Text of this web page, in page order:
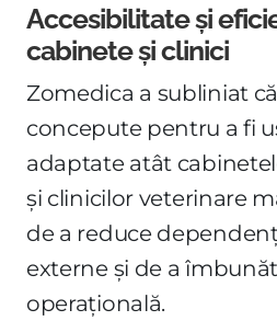
Accesibilitate și
cabinete și clinici
Zomedica a subliniat
concepute pentru a fi
adaptate atât
și clinicilor veterinare
de a reduce
externe și de a
operațională.